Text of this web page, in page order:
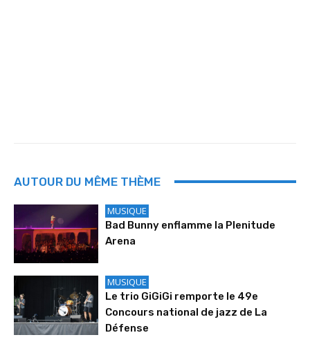
AUTOUR DU MÊME THÈME
MUSIQUE
Bad Bunny enflamme la Plenitude
Arena
MUSIQUE
Le trio GiGiGi remporte le 49e
Concours national de jazz de La
Défense